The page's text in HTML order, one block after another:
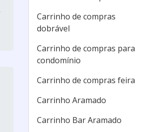
Carrinho de compras
dobrável
Carrinho de compras para
condomínio
Carrinho de compras feira
Carrinho Aramado
Carrinho Bar Aramado